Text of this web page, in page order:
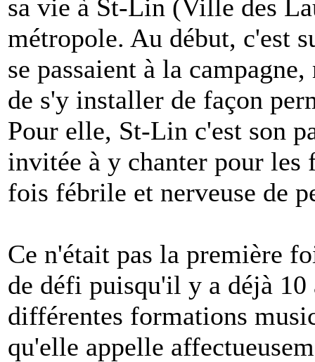
sa vie à St-Lin (Ville des
métropole. Au début, c'est
se passaient à la
de s'y installer de façon
Pour elle, St-Lin c'est son
invitée à y chanter pour les
fois fébrile et nerveuse de
Ce n'était pas la première
de défi puisqu'il y a déjà 10
différentes formations
qu'elle appelle